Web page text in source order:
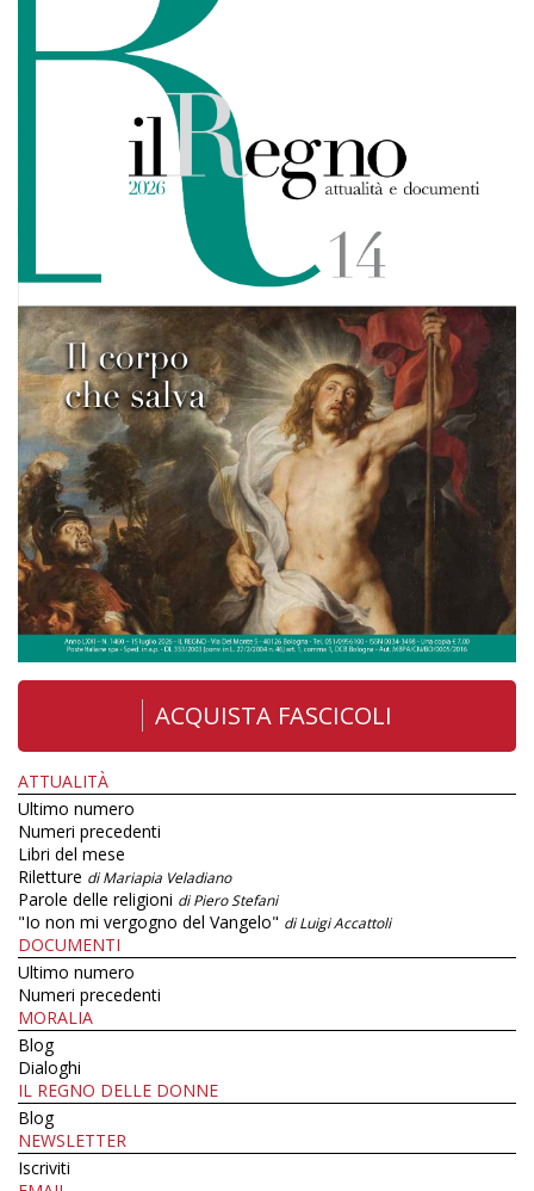
ACQUISTA FASCICOLI
ATTUALITÀ
Ultimo numero
Numeri precedenti
Libri del mese
Riletture di Mariapia Veladiano
Parole delle religioni di Piero Stefani
"Io non mi vergogno del Vangelo" di Luigi Accattoli
DOCUMENTI
Ultimo numero
Numeri precedenti
MORALIA
Blog
Dialoghi
IL REGNO DELLE DONNE
Blog
NEWSLETTER
Iscriviti